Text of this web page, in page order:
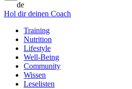
de
Hol dir deinen Coach
Training
Nutrition
Lifestyle
Well-Being
Community
Wissen
Leselisten